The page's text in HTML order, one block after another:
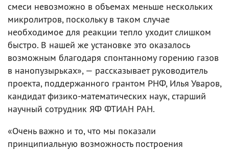
смеси невозможно в объемах меньше нескольких
микролитров, поскольку в таком случае
необходимое для реакции тепло уходит слишком
быстро. В нашей же установке это оказалось
возможным благодаря спонтанному горению газов
в нанопузырьках», — рассказывает руководитель
проекта, поддержанного грантом РНФ, Илья Уваров,
кандидат физико-математических наук, старший
научный сотрудник ЯФ ФТИАН РАН.
«Очень важно и то, что мы показали
принципиальную возможность построения